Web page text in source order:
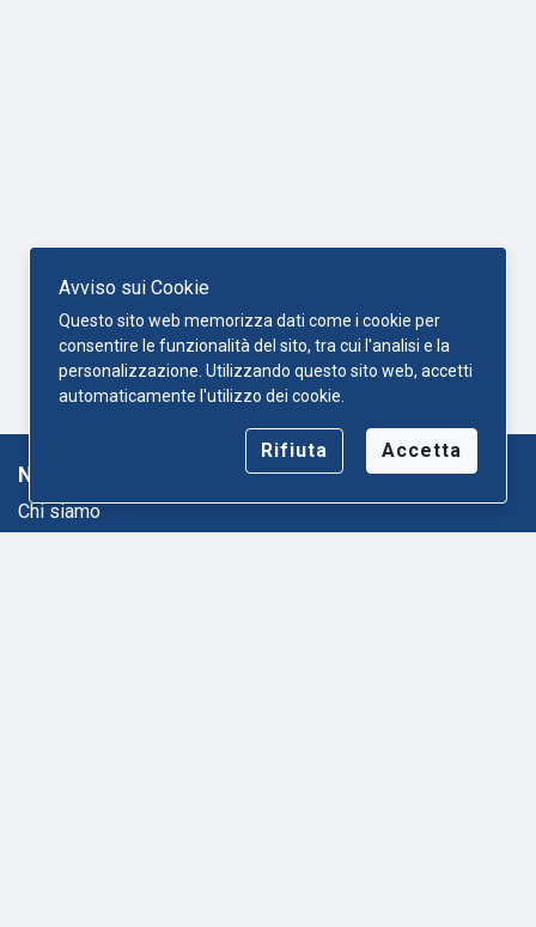
Avviso sui Cookie
Questo sito web memorizza dati come i cookie per
consentire le funzionalità del sito, tra cui l'analisi e la
personalizzazione. Utilizzando questo sito web, accetti
automaticamente l'utilizzo dei cookie.
Rifiuta Accetta
Chi siamo
Mappa del sito